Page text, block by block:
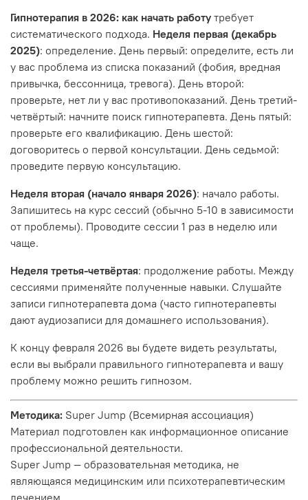
Гипнотерапия в 2026: как начать работу требует
систематического подхода. Неделя первая (декабрь
2025): определение. День первый: определите, есть ли
у вас проблема из списка показаний (фобия, вредная
привычка, бессонница, тревога). День второй:
проверьте, нет ли у вас противопоказаний. День третий-
четвёртый: начните поиск гипнотерапевта. День пятый:
проверьте его квалификацию. День шестой:
договоритесь о первой консультации. День седьмой:
проведите первую консультацию.
Неделя вторая (начало января 2026): начало работы.
Запишитесь на курс сессий (обычно 5-10 в зависимости
от проблемы). Проводите сессии 1 раз в неделю или
чаще.
Неделя третья-четвёртая: продолжение работы. Между
сессиями применяйте полученные навыки. Слушайте
записи гипнотерапевта дома (часто гипнотерапевты
дают аудиозаписи для домашнего использования).
К концу февраля 2026 вы будете видеть результаты,
если вы выбрали правильного гипнотерапевта и вашу
проблему можно решить гипнозом.
Методика: Super Jump (Всемирная ассоциация)
Материал подготовлен как информационное описание
профессиональной деятельности.
Super Jump — образовательная методика, не
являющаяся медицинским или психотерапевтическим